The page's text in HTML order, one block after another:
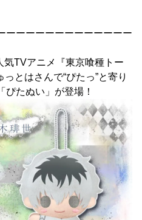
ーーーーーーーーーーーーー
TVアニメ『東京喰種トー
とはさんで“ぴたっ”と寄り
たぬい」が登場！